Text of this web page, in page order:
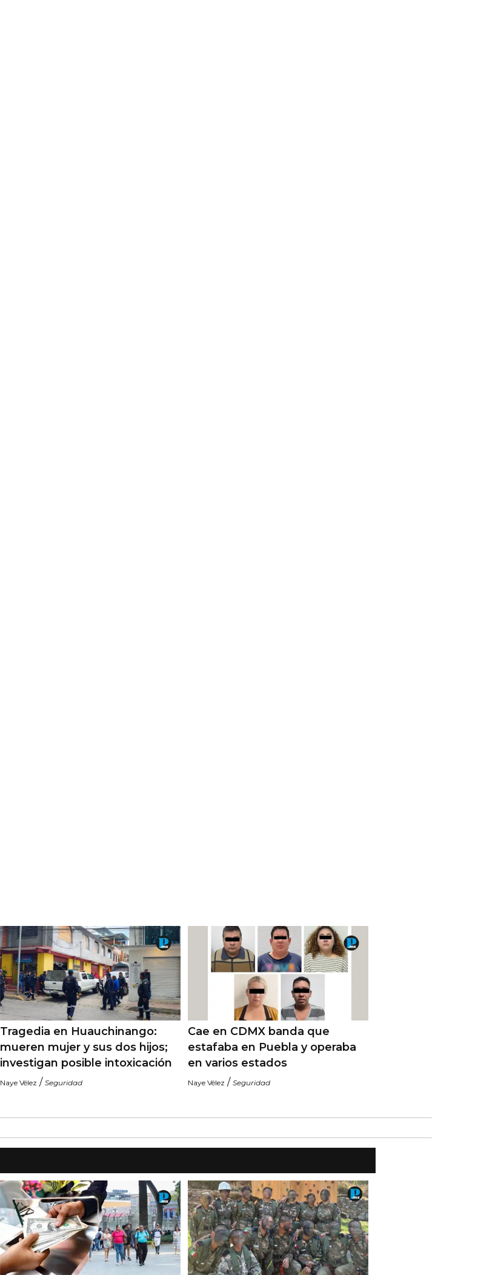
Tragedia en Huauchinango:
mueren mujer y sus dos hijos;
investigan posible intoxicación
Naye Vélez / Seguridad
Cae en CDMX banda que
estafaba en Puebla y operaba
en varios estados
Naye Vélez / Seguridad